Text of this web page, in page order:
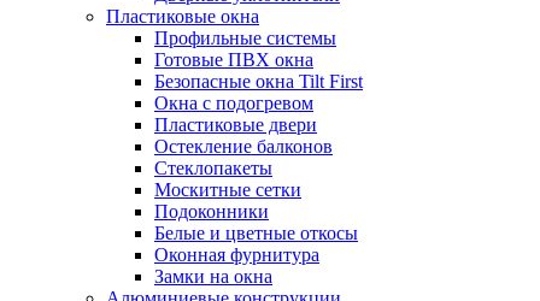
Пластиковые окна
Профильные системы
Готовые ПВХ окна
Безопасные окна Tilt First
Окна с подогревом
Пластиковые двери
Остекление балконов
Стеклопакеты
Москитные сетки
Подоконники
Белые и цветные откосы
Оконная фурнитура
Замки на окна